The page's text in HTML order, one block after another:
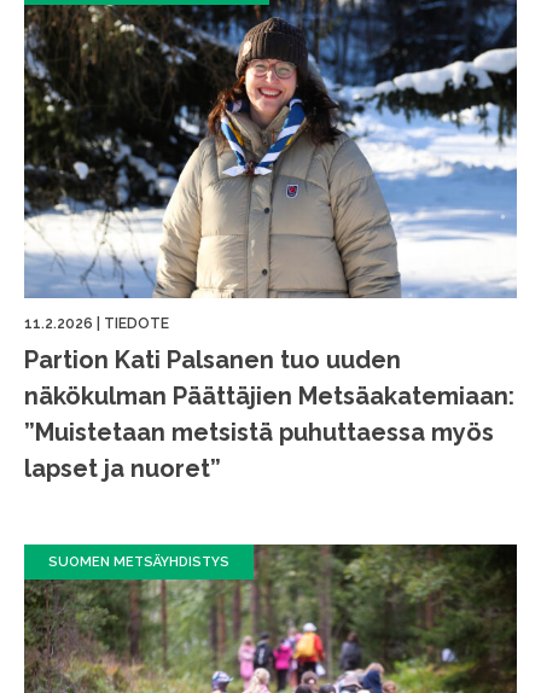
11.2.2026 TIEDOTE
Partion Kati Palsanen tuo uuden
näkökulman Päättäjien Metsäakatemiaan:
”Muistetaan metsistä puhuttaessa myös
lapset ja nuoret”
SUOMEN METSÄYHDISTYS